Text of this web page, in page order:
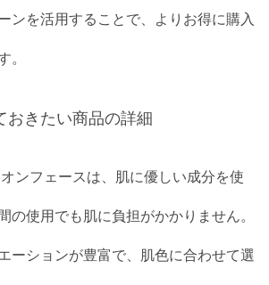
ンを活用することで、よりお得に購入
。
おきたい商品の詳細
ンフェースは、肌に優しい成分を使
の使用でも肌に負担がかかりません。
ーションが豊富で、肌色に合わせて選